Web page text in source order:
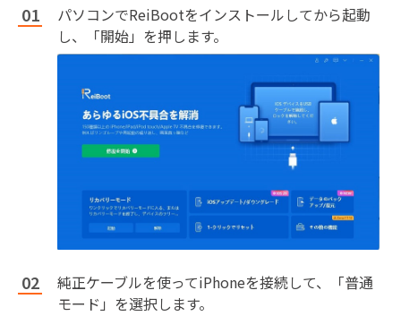
パソコンでReiBootをインストールしてから起動
し、「開始」を押します。
純正ケーブルを使ってiPhoneを接続して、「普通
モード」を選択します。